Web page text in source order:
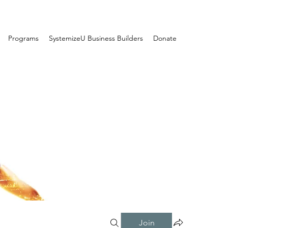
Programs SystemizeU Business Builders Donate
Join